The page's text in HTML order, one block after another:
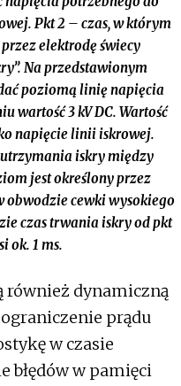
Pkt 2 – czas, w którym
elektrodę świecy
Na przedstawionym
poziomą linię napięcia
wartość 3 kV DC. Wartość
napięcie linii iskrowej.
iskry między
jest określony przez
obwodzie cewki wysokiego
czas trwania iskry od pkt
ok. 1 ms.
również dynamiczną
prądu
w czasie
błędów w pamięci